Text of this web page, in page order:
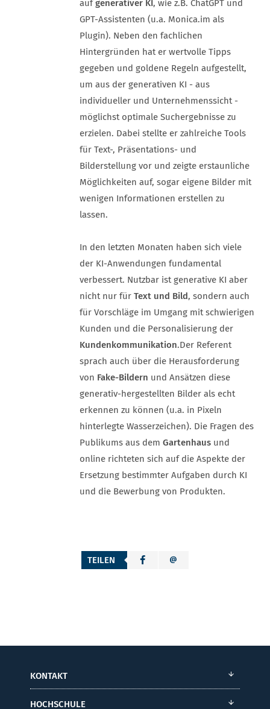
aufgenerativer KI, wie z.B. ChatGPT und
GPT-Assistenten (u.a. Monica.im als
Plugin). Neben den fachlichen
Hintergründen hat er wertvolle Tipps
gegeben und goldene Regeln aufgestellt,
um aus der generativen KI - aus
individueller und Unternehmenssicht -
möglichst optimale Suchergebnisse zu
erzielen. Dabei stellte er zahlreiche Tools
für Text-, Präsentations- und
Bilderstellung vor und zeigte erstaunliche
Möglichkeiten auf, sogar eigene Bilder mit
wenigen Informationen erstellen zu
lassen.
In den letzten Monaten haben sich viele
der KI-Anwendungen fundamental
verbessert. Nutzbar ist generative KI aber
nicht nur für Text und Bild, sondern auch
für Vorschläge im Umgang mit schwierigen
Kunden und die Personalisierung der
Kundenkommunikation.Der Referent
sprach auch über die Herausforderung
von Fake-Bildern und Ansätzen diese
generativ-hergestellten Bilder als echt
erkennen zu können (u.a. in Pixeln
hinterlegte Wasserzeichen). Die Fragen des
Publikums aus dem Gartenhaus und
online richteten sich auf die Aspekte der
Ersetzung bestimmter Aufgaben durch KI
und die Bewerbung von Produkten.
TEILEN
KONTAKT
HOCHSCHULE